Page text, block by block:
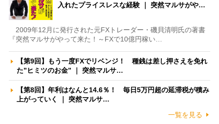
入れたプライスレスな経験 ｜ 突然マルサがや…
2009年12月に発行された元FXトレーダー・磯貝清明氏の著書
『突然マルサがやって来た！～FXで10億円稼い…
【第9回】もう一度FXでリベンジ！ 種銭は差し押さえを免れ
た”ヒミツのお金” ｜ 突然マルサ…
【第8回】年利はなんと14.6％！ 毎日5万円超の延滞税が積み
上がっていく ｜ 突然マルサ…
一覧を見る